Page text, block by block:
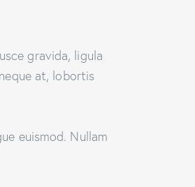
gravida, ligula
at, lobortis
euismod. Nullam